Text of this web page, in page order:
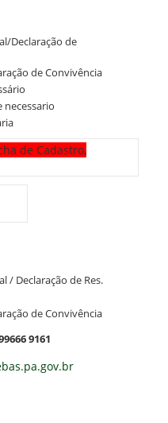
Declaração de
de Convivência
necessario
de Cadastro,
/ Declaração de Res.
de Convivência
9161